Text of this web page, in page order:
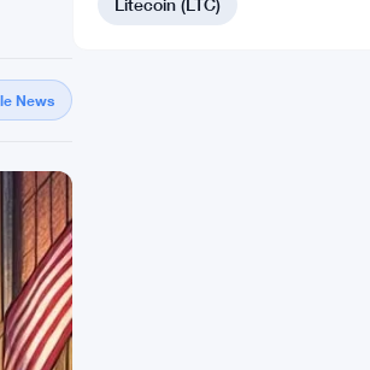
News
Litecoin (LTC)